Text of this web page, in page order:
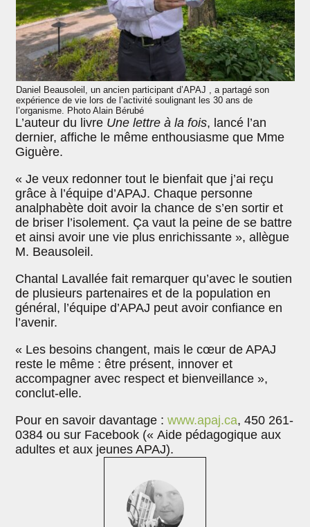
Daniel Beausoleil, un ancien participant d’APAJ , a partagé son
expérience de vie lors de l’activité soulignant les 30 ans de
l’organisme. Photo Alain Bérubé
L’auteur du livre Une lettre à la fois, lancé l’an
dernier, affiche le même enthousiasme que Mme
Giguère.
« Je veux redonner tout le bienfait que j’ai reçu
grâce à l’équipe d’APAJ. Chaque personne
analphabète doit avoir la chance de s’en sortir et
de briser l’isolement. Ça vaut la peine de se battre
et ainsi avoir une vie plus enrichissante », allègue
M. Beausoleil.
Chantal Lavallée fait remarquer qu’avec le soutien
de plusieurs partenaires et de la population en
général, l’équipe d’APAJ peut avoir confiance en
l’avenir.
« Les besoins changent, mais le cœur de APAJ
reste le même : être présent, innover et
accompagner avec respect et bienveillance »,
conclut-elle.
Pour en savoir davantage :www.apaj.ca, 450 261-
0384 ou sur Facebook (« Aide pédagogique aux
adultes et aux jeunes APAJ).